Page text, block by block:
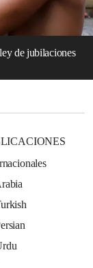
de jubilaciones